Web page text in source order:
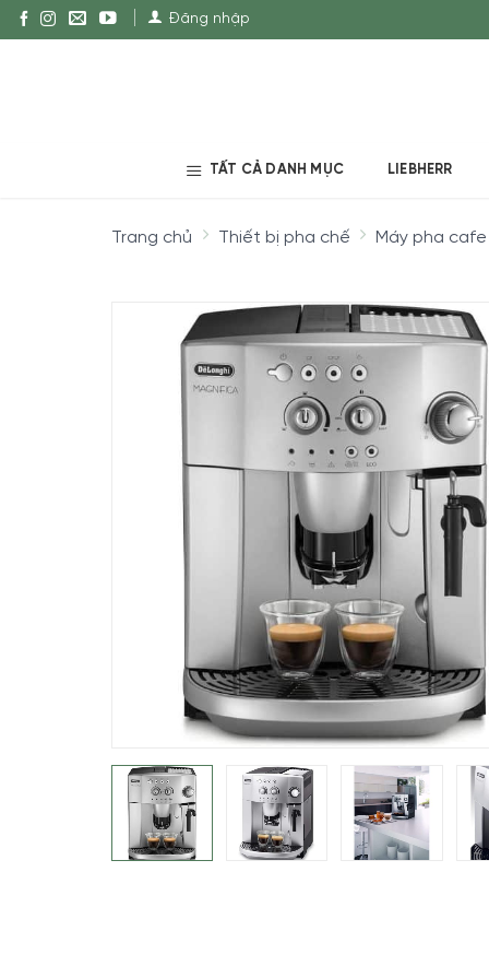
Đăng nhập
TẤT CẢ DANH MỤC LIEBHERR
Trang chủ Thiết bị pha chế Máy pha cafe